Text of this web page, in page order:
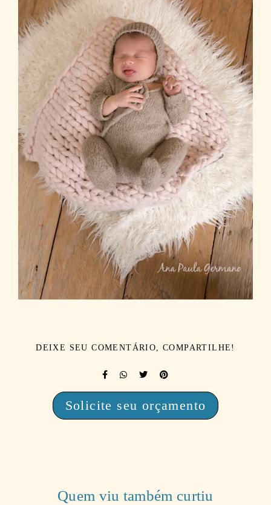
DEIXE SEU COMENTÁRIO, COMPARTILHE!
Solicite seu orçamento
Quem viu também curtiu